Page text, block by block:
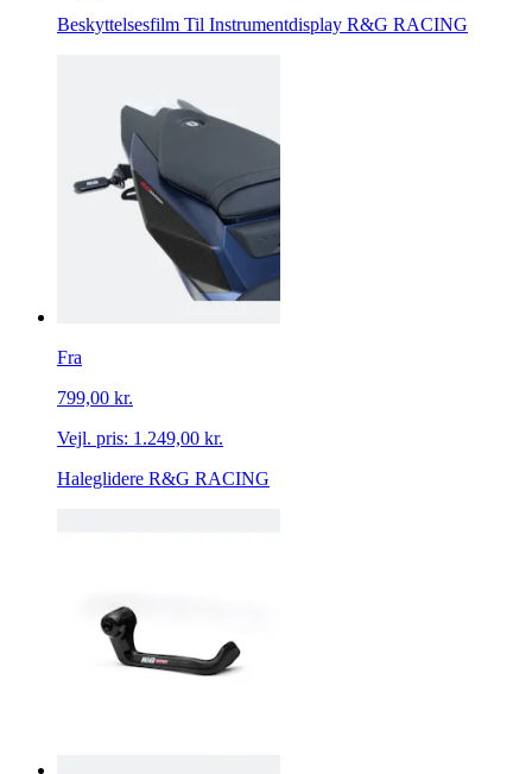
Beskyttelsesfilm Til Instrumentdisplay R&G RACING
Fra
799,00 kr.
Vejl. pris: 1.249,00 kr.
Haleglidere R&G RACING